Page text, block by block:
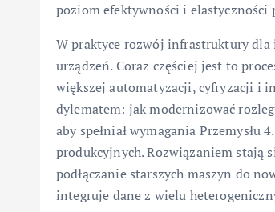
poziom efektywności i elastyczności
W praktyce rozwój infrastruktury dla
urządzeń. Coraz częściej jest to
większej automatyzacji, cyfryzacji i
dylematem: jak modernizować
aby spełniał wymagania
produkcyjnych. Rozwiązaniem
podłączanie starszych maszyn do
integruje dane z wielu